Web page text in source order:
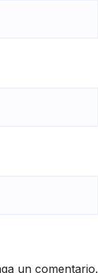
un comentario.